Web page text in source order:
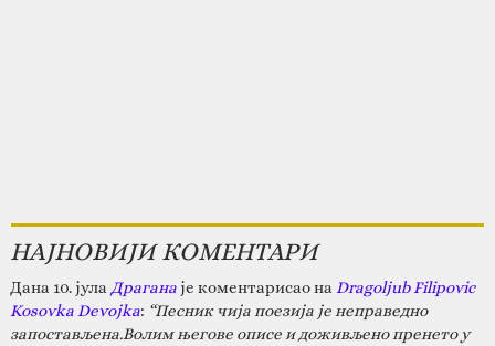
НАЈНОВИЈИ КОМЕНТАРИ
Дана 10. јула Драганаје коментарисао на Dragoljub Filipovic
Kosovka Devojka: “Песник чија поезија је неправедно
запостављена.Волим његове описе и доживљено пренето у